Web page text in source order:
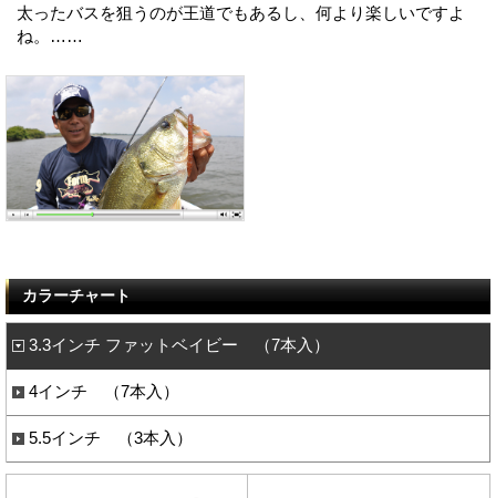
太ったバスを狙うのが王道でもあるし、何より楽しいですよ
ね。……
カラーチャート
3.3インチ ファットベイビー （7本入）
4インチ （7本入）
5.5インチ （3本入）